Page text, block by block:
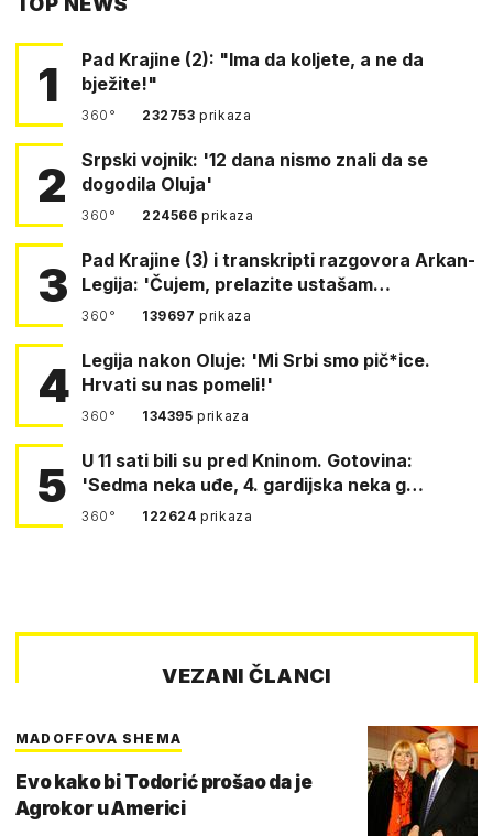
1
Pad Krajine (2): "Ima da koljete, a ne da
bježite!"
360° 232753prikaza
2
Srpski vojnik: '12 dana nismo znali da se
dogodila Oluja'
360° 224566prikaza
3
Pad Krajine (3) i transkripti razgovora Arkan-
Legija: 'Čujem, prelazite ustašam…
360° 139697prikaza
4 Legija nakon Oluje: 'Mi Srbi smo pič*ice.
Hrvati su nas pomeli!'
360° 134395prikaza
5
U 11 sati bili su pred Kninom. Gotovina:
'Sedma neka uđe, 4. gardijska neka g…
360° 122624prikaza
VEZANI ČLANCI
MADOFFOVA SHEMA
Evo kako bi Todorić prošao da je
Agrokor u Americi